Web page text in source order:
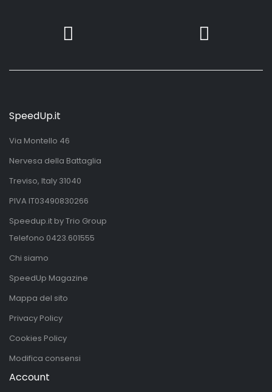
SpeedUp.it
Via Montello 46
Nervesa della Battaglia
Treviso, Italy 31040
PIVA IT03490830266
Speedup.it by Trio Group
Telefono 0423.601555
Chi siamo
SpeedUp Magazine
Mappa del sito
Privacy Policy
Cookies Policy
Modifica consensi
Account